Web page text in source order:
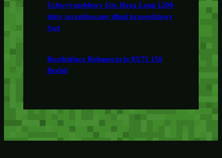
Uchwyt meblowy Gtv Hexa Long 1200
złoty szczotkowany długi krawędziowy
3szt
Rozdzielacz Rekuperacja 8X75 150
Berluf